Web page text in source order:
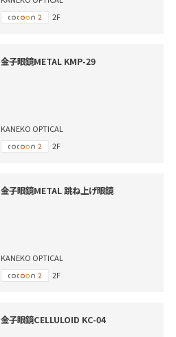
2F
金子眼鏡METAL KMP-29
KANEKO OPTICAL
2F
金子眼鏡METAL 跳ね上げ眼鏡
KANEKO OPTICAL
2F
金子眼鏡CELLULOID KC-04